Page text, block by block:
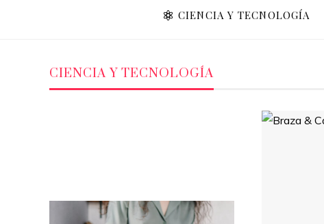
CIENCIA Y TECNOLOGÍA
CIENCIA Y TECNOLOGÍA